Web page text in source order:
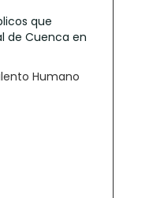
que
de Cuenca en
Humano